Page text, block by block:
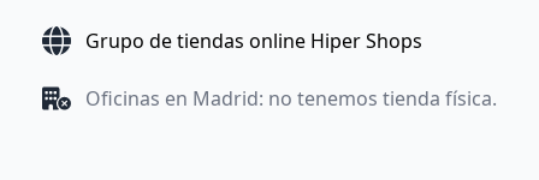
Grupo de tiendas online Hiper Shops
Oficinas en Madrid: no tenemos tienda física.